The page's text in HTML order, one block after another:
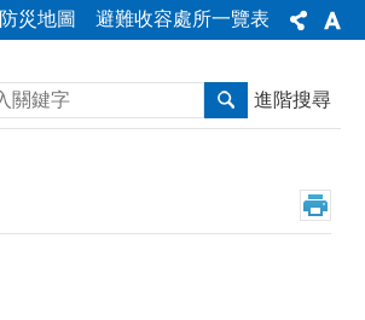
防災地圖 避難收容處所一覽表
搜尋 進階搜尋